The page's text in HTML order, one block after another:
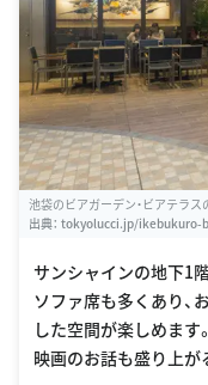
池袋のビアガーデン・ビアテラス
出典： tokyolucci.jp/ikebukuro-
サンシャインの地下1
ソファ席も多くあり、
した空間が楽しめます。
映画のお話も盛り上